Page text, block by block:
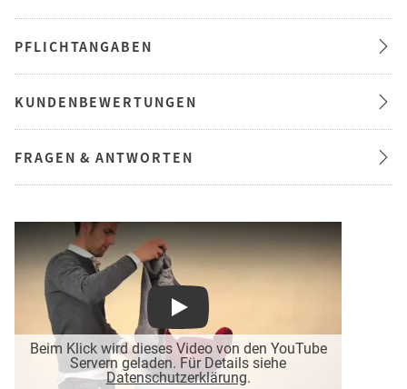
PFLICHTANGABEN
KUNDENBEWERTUNGEN
FRAGEN & ANTWORTEN
Beim Klick wird dieses Video von den YouTube
Servern geladen. Für Details siehe
Datenschutzerklärung.
Play